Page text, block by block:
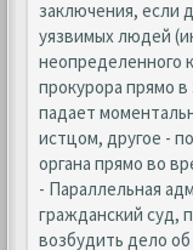
заключения, если
уязвимых людей
неопределенного
прокурора прямо в
падает
истцом, другое -
органа прямо во
- Параллельная
гражданский суд,
возбудить дело